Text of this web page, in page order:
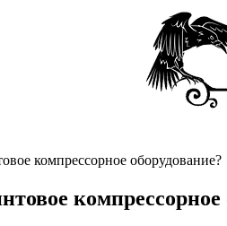
компрессорное оборудование?
компрессорное